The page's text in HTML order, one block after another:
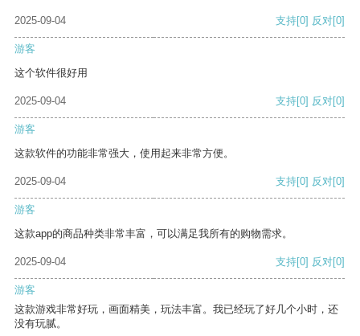
2025-09-04 支持[0] 反对[0]
游客
这个软件很好用
2025-09-04 支持[0] 反对[0]
游客
这款软件的功能非常强大，使用起来非常方便。
2025-09-04 支持[0] 反对[0]
游客
这款app的商品种类非常丰富，可以满足我所有的购物需求。
2025-09-04 支持[0] 反对[0]
游客
这款游戏非常好玩，画面精美，玩法丰富。我已经玩了好几个小时，还
没有玩腻。